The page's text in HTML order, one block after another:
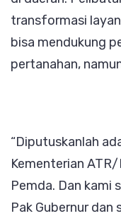
transformasi
bisa mendukung
pertanahan,
“Diputuskanlah
Kementerian
Pemda. Dan kami
Pak Gubernur